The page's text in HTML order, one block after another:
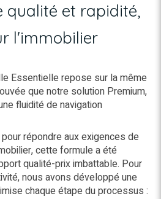
qualité et rapidité,
l'immobilier
Essentielle repose sur la même
que notre solution Premium,
fluidité de navigation
répondre aux exigences de
cette formule a été
qualité-prix imbattable. Pour
nous avons développé une
chaque étape du processus :